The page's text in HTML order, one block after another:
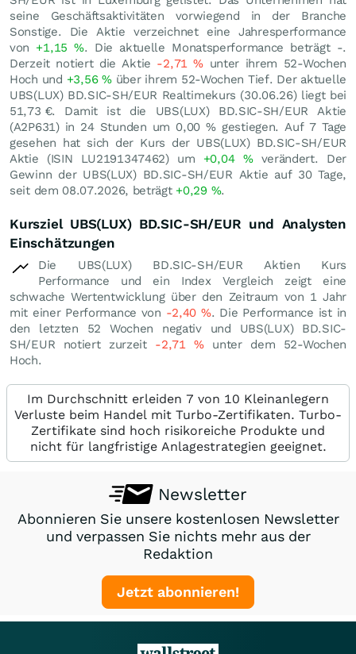
seine Geschäftsaktivitäten vorwiegend in der Branche
Sonstige. Die Aktie verzeichnet eine Jahresperformance
von +1,15%. Die aktuelle Monatsperformance beträgt -.
Derzeit notiert die Aktie -2,71% unter ihrem 52-Wochen
Hoch und +3,56%über ihrem 52-Wochen Tief. Der aktuelle
UBS(LUX) BD.SIC-SH/EUR Realtimekurs (30.06.26) liegt bei
51,73 €. Damit ist die UBS(LUX) BD.SIC-SH/EUR Aktie
(A2P631) in 24 Stunden um 0,00%gestiegen. Auf 7 Tage
gesehen hat sich der Kurs der UBS(LUX) BD.SIC-SH/EUR
Aktie (ISIN LU2191347462) um +0,04 %verändert. Der
Gewinn der UBS(LUX) BD.SIC-SH/EUR Aktie auf 30 Tage,
seit dem 08.07.2026, beträgt +0,29 %.
Kursziel UBS(LUX) BD.SIC-SH/EUR und Analysten
Einschätzungen
Die UBS(LUX) BD.SIC-SH/EUR Aktien Kurs
Performance und ein Index Vergleich zeigt eine
schwache Wertentwicklung über den Zeitraum von 1 Jahr
mit einer Performance von -2,40%. Die Performance ist in
den letzten 52 Wochen negativ und UBS(LUX) BD.SIC-
SH/EUR notiert zurzeit -2,71%unter dem 52-Wochen
Hoch.
Im Durchschnitt erleiden 7 von 10 Kleinanlegern
Verluste beim Handel mit Turbo-Zertifikaten. Turbo-
Zertifikate sind hoch risikoreiche Produkte und
nicht für langfristige Anlagestrategien geeignet.
Newsletter
Abonnieren Sie unsere kostenlosen Newsletter
und verpassen Sie nichts mehr aus der
Redaktion
Jetzt abonnieren!